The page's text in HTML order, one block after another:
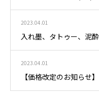
2023.04.01
入れ墨、タトゥー、泥
2023.04.01
【価格改定のお知らせ